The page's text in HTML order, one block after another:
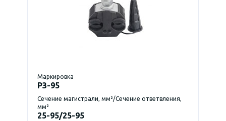
Маркировка
P3-95
Сечение магистрали, мм²/Сечение ответвления,
мм²
25-95/25-95